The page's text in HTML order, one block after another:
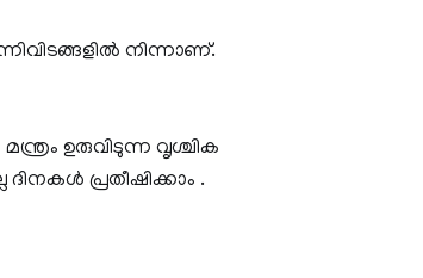
നിന്നാണ്.
ഉരുവിടുന്ന വൃശ്ചിക
പ്രതീഷിക്കാം .